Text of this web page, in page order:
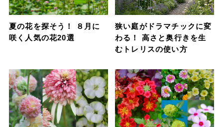
夏の花を探そう！ ８月に
咲く人気の花20選
狭い庭がドラマチックに変
わる！ 高さと奥行きを生
むトレリスの使い方